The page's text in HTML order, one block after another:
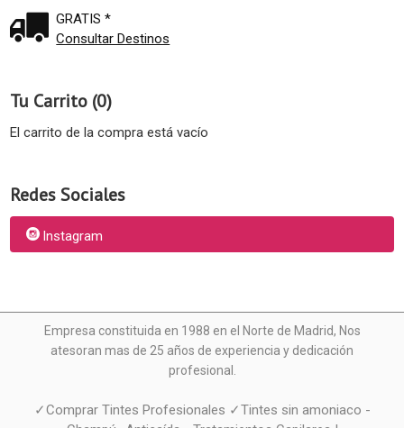
GRATIS *
Consultar Destinos
Tu Carrito (0)
El carrito de la compra está vacío
Redes Sociales
Instagram
Empresa constituida en 1988 en el Norte de Madrid, Nos
atesoran mas de 25 años de experiencia y dedicación
profesional.
✓Comprar Tintes Profesionales ✓Tintes sin amoniaco -